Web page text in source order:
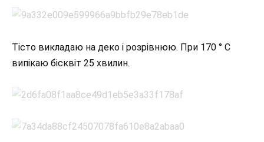
Тісто викладаю на деко і розрівнюю. При 170 ° С
випікаю бісквіт 25 хвилин.